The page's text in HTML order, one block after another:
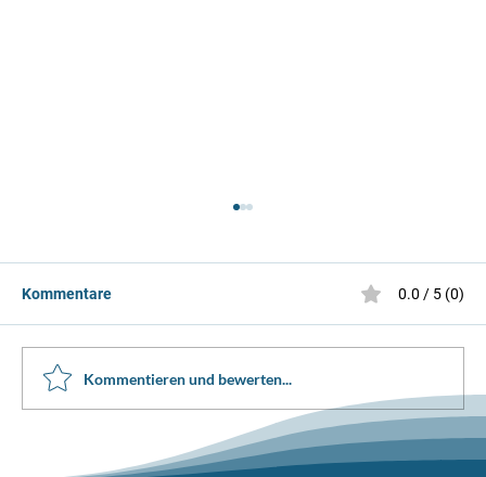
SIS Test Februar 2026
Kommentare 0.0 / 5 (0)
Kommentieren und bewerten...